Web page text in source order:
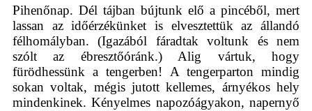
Pihenőnap. Dél tájban bújtunk elő a pincéből, mert
lassan az időérzékünket is elvesztettük az állandó
félhomályban. (Igazából fáradtak voltunk és nem
szólt az ébresztőóránk.) Alig vártuk, hogy
fürödhessünk a tengerben! A tengerparton mindig
sokan voltak, mégis jutott kellemes, árnyékos hely
mindenkinek. Kényelmes napozóágyakon, napernyő